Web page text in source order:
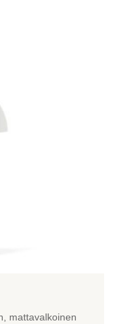
mattavalkoinen